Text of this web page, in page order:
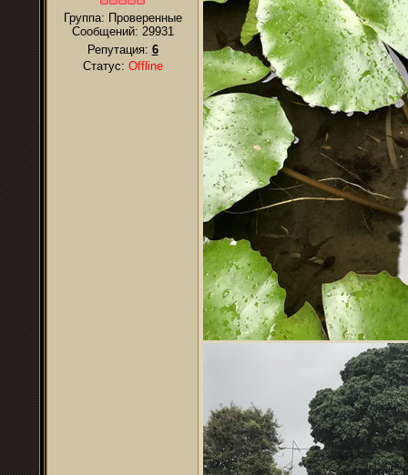
Группа: Проверенные
Сообщений: 29931
Репутация: 6
Статус: Offline